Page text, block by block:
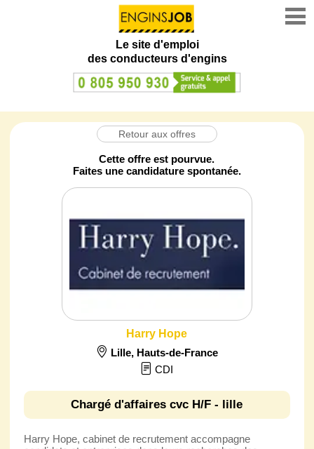
Le site d'emploi
des conducteurs d'engins
Retour aux offres
Cette offre est pourvue.
Faites une candidature spontanée.
Harry Hope
Lille, Hauts-de-France
CDI
Chargé d'affaires cvc H/F - lille
Harry Hope, cabinet de recrutement accompagne